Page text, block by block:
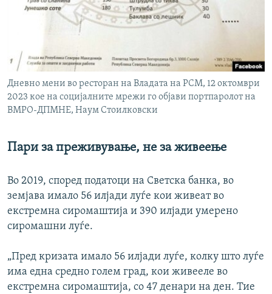
Дневно мени во ресторан на Владата на РСМ, 12 октомври
2023 кое на социјалните мрежи го објави портпаролот на
ВМРО-ДПМНЕ, Наум Стоилковски
Пари за преживување, не за живеење
Во 2019, според податоци на Светска банка, во
земјава имало 56 илјади луѓе кои живеат во
екстремна сиромаштија и 390 илјади умерено
сиромашни луѓе.
„Пред кризата имало 56 илјади луѓе, колку што луѓе
има една средно голем град, кои живееле во
екстремна сиромаштија, со 47 денари на ден. Тие